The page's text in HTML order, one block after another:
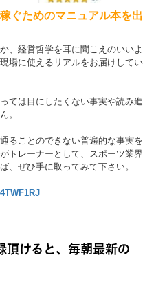
ぐためのマニュアル本を出
、経営哲学を耳に聞こえのいいよ
場に使えるリアルをお届けしてい
ては目にしたくない事実や読み進
。
ることのできない普遍的な事実を
トレーナーとして、スポーツ業界
、ぜひ手に取ってみて下さい。
頂けると、毎朝最新の